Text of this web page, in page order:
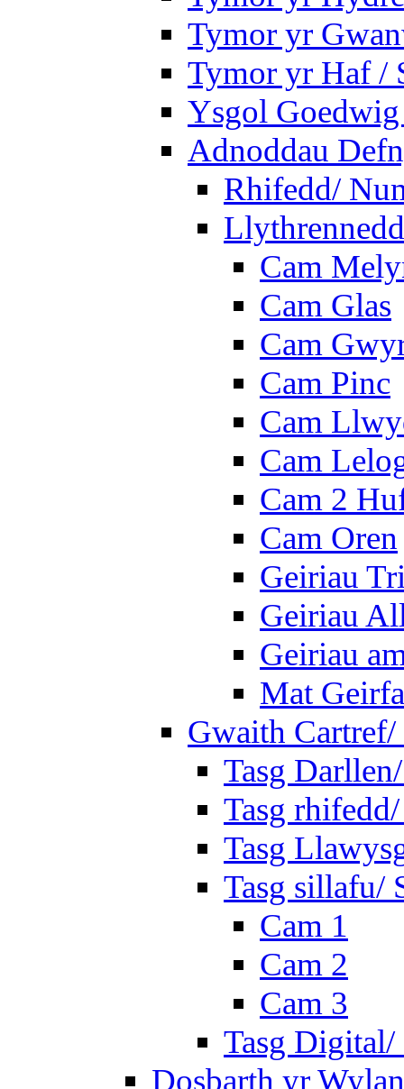
Tymor yr
Tymor yr Haf /
Ysgol
Adnoddau
Rhifedd/
Cam
Cam Glas
Cam
Cam Pinc
Cam
Cam
Cam 2
Cam Oren
Geiriau
Geiriau
Geiriau
Mat
Gwaith
Tasg
Tasg
Tasg
Tasg sillafu/
Cam 1
Cam 2
Cam 3
Tasg
Dosbarth yr